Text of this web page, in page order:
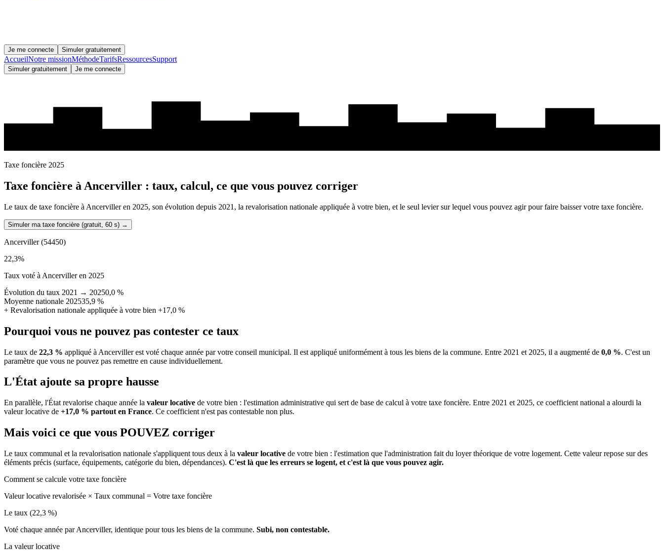
Je me connecte Simuler gratuitement
AccueilNotre missionMéthodeTarifsRessourcesSupport
Simuler gratuitement Je me connecte
Taxe foncière 2025
Taxe foncière à Ancerviller : taux, calcul, ce que vous pouvez corriger
Le taux de taxe foncière à Ancerviller en 2025, son évolution depuis 2021, la revalorisation nationale appliquée à votre bien, et le seul levier sur lequel vous pouvez agir pour faire baisser votre taxe foncière.
Simuler ma taxe foncière (gratuit, 60 s) →
Ancerviller(54450)
22,3%
Taux voté à Ancerviller en 2025
Évolution du taux 2021 → 20250,0 %
Moyenne nationale 202535,9 %
+ Revalorisation nationale appliquée à votre bien +17,0 %
Pourquoi vous ne pouvez pas contester ce taux
Le taux de 22,3 % appliqué à Ancerviller est voté chaque année par votre conseil municipal. Il est appliqué uniformément à tous les biens de la commune. Entre 2021 et 2025, il a augmenté de 0,0 %. C'est un
paramètre que vous ne pouvez pas remettre en cause individuellement.
L'État ajoute sa propre hausse
En parallèle, l'État revalorise chaque année la valeur locative de votre bien : l'estimation administrative qui sert de base de calcul à votre taxe foncière. Entre 2021 et 2025, ce coefficient national a alourdi la
valeur locative de +17,0 % partout en France. Ce coefficient n'est pas contestable non plus.
Mais voici ce que vous POUVEZ corriger
Le taux communal et la revalorisation nationale s'appliquent tous deux à la valeur locative de votre bien : l'estimation que l'administration fait du loyer théorique de votre logement. Cette valeur repose sur des
éléments précis (surface, équipements, catégorie du bien, dépendances). C'est là que les erreurs se logent, et c'est là que vous pouvez agir.
Comment se calcule votre taxe foncière
Valeur locative revalorisée × Taux communal = Votre taxe foncière
Le taux (22,3 %)
Voté chaque année par Ancerviller, identique pour tous les biens de la commune. Subi, non contestable.
La valeur locative